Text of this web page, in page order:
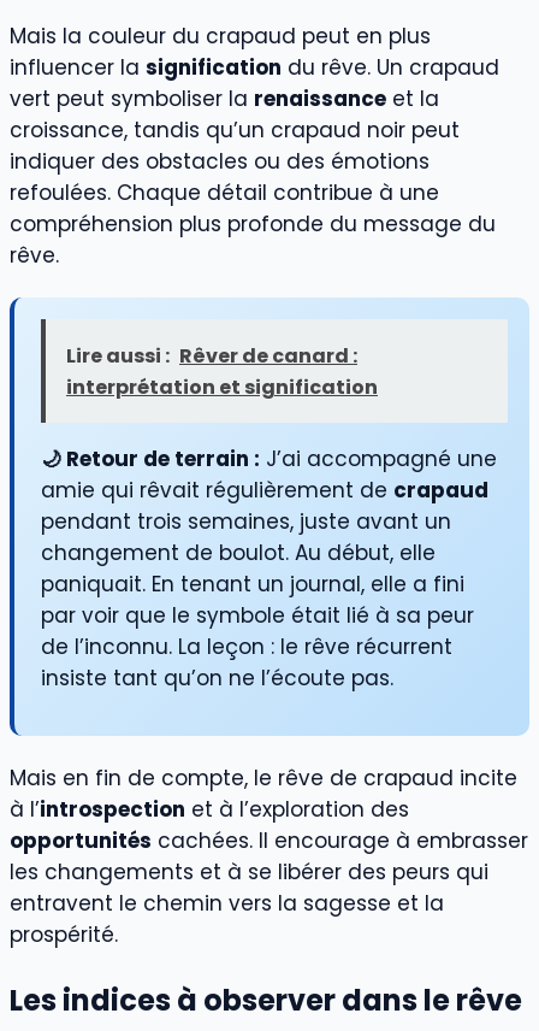
Mais la couleur du crapaud peut en plus
influencer la signification du rêve. Un crapaud
vert peut symboliser la renaissance et la
croissance, tandis qu’un crapaud noir peut
indiquer des obstacles ou des émotions
refoulées. Chaque détail contribue à une
compréhension plus profonde du message du
rêve.
Lire aussi : Rêver de canard :
interprétation et signification
🌙 Retour de terrain : J’ai accompagné une
amie qui rêvait régulièrement de crapaud
pendant trois semaines, juste avant un
changement de boulot. Au début, elle
paniquait. En tenant un journal, elle a fini
par voir que le symbole était lié à sa peur
de l’inconnu. La leçon : le rêve récurrent
insiste tant qu’on ne l’écoute pas.
Mais en fin de compte, le rêve de crapaud incite
à l’introspection et à l’exploration des
opportunités cachées. Il encourage à embrasser
les changements et à se libérer des peurs qui
entravent le chemin vers la sagesse et la
prospérité.
Les indices à observer dans le rêve